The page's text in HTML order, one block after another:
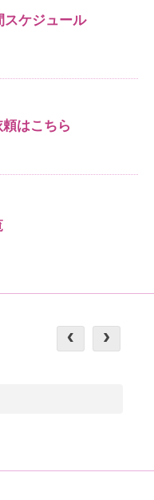
スケジュール
はこちら